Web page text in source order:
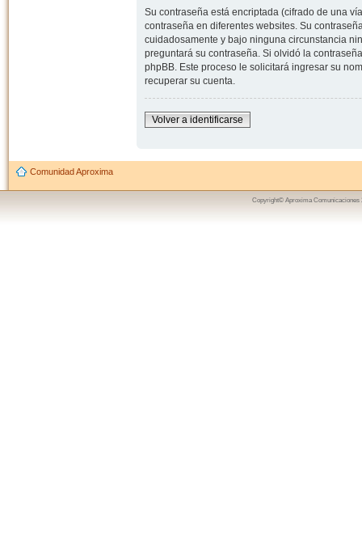
Su contraseña está encriptada (cifrado de una
contraseña en diferentes websites. Su
cuidadosamente y bajo ninguna circunstancia
preguntará su contraseña. Si olvidó la
phpBB. Este proceso le solicitará ingresar su
recuperar su cuenta.
Volver a identificarse
Comunidad Aproxima
Copyright© Aproxima Comunicaciones